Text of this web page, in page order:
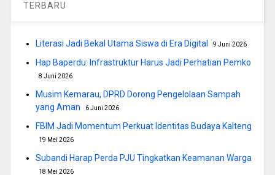
TERBARU
Literasi Jadi Bekal Utama Siswa di Era Digital 9 Juni 2026
Hap Baperdu: Infrastruktur Harus Jadi Perhatian Pemko
8 Juni 2026
Musim Kemarau, DPRD Dorong Pengelolaan Sampah
yang Aman
6 Juni 2026
FBIM Jadi Momentum Perkuat Identitas Budaya Kalteng
19 Mei 2026
Subandi Harap Perda PJU Tingkatkan Keamanan Warga
18 Mei 2026